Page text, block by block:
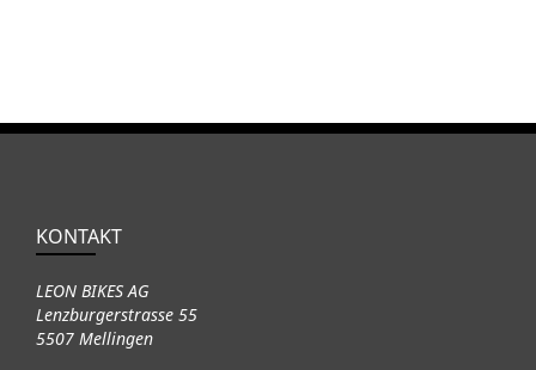
KONTAKT
LEON BIKES AG
Lenzburgerstrasse 55
5507 Mellingen